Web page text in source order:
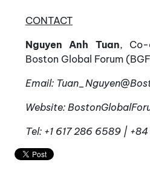
CONTACT
Nguyen Anh Tuan, Co-
Boston Global Forum
Email:
Website:
Tel: +1 617 286 6589 |